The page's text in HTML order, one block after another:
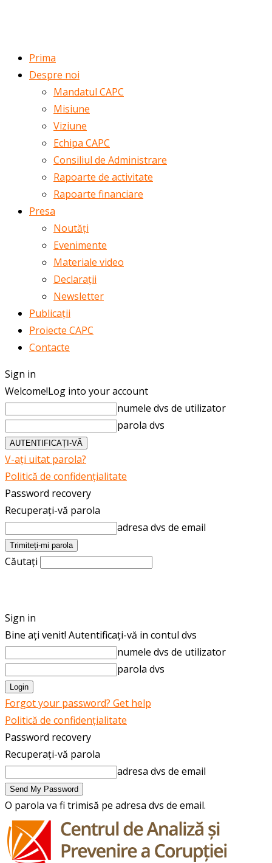
Prima
Despre noi
Mandatul CAPC
Misiune
Viziune
Echipa CAPC
Consiliul de Administrare
Rapoarte de activitate
Rapoarte financiare
Presa
Noutăți
Evenimente
Materiale video
Declarații
Newsletter
Publicații
Proiecte CAPC
Contacte
Sign in
Welcome!Log into your account
numele dvs de utilizator
parola dvs
V-ați uitat parola?
Politică de confidențialitate
Password recovery
Recuperați-vă parola
adresa dvs de email
Căutați
Sign in
Bine ați venit! Autentificați-vă in contul dvs
numele dvs de utilizator
parola dvs
Forgot your password? Get help
Politică de confidențialitate
Password recovery
Recuperați-vă parola
adresa dvs de email
O parola va fi trimisă pe adresa dvs de email.